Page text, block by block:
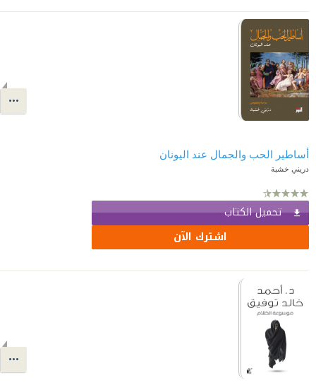
أساطير الحب والجمال عند اليونان
دريني خشبة
تحميل الكتاب
اشترك الآن